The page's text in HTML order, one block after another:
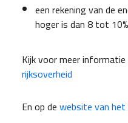
een rekening van de
hoger is dan 8 tot
Kijk voor meer informatie
rijksoverheid
En op dewebsite van